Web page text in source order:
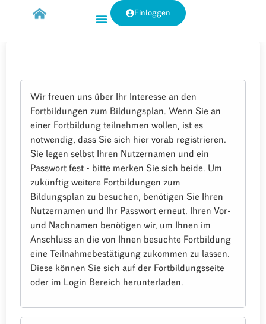
Einloggen
Wir freuen uns über Ihr Interesse an den
Fortbildungen zum Bildungsplan. Wenn Sie an
einer Fortbildung teilnehmen wollen, ist es
notwendig, dass Sie sich hier vorab registrieren.
Sie legen selbst Ihren Nutzernamen und ein
Passwort fest - bitte merken Sie sich beide. Um
zukünftig weitere Fortbildungen zum
Bildungsplan zu besuchen, benötigen Sie Ihren
Nutzernamen und Ihr Passwort erneut. Ihren Vor-
und Nachnamen benötigen wir, um Ihnen im
Anschluss an die von Ihnen besuchte Fortbildung
eine Teilnahmebestätigung zukommen zu lassen.
Diese können Sie sich auf der Fortbildungsseite
oder im Login Bereich herunterladen.